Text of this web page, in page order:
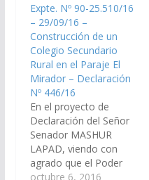
Expte. Nº 90-25.510/16
– 29/09/16 –
Construcción de un
Colegio Secundario
Rural en el Paraje El
Mirador – Declaración
Nº 446/16
En el proyecto de
Declaración del Señor
Senador MASHUR
LAPAD, viendo con
agrado que el Poder
Ejecutivo Provincial, a
octubre 6, 2016